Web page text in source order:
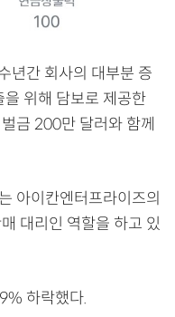
년간 회사의 대부분 증
위해 담보로 제공한
금 200만 달러와 함께
아이칸엔터프라이즈의
대리인 역할을 하고 있
하락했다.